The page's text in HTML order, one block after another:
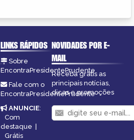
LINKS RÁPIDOS
Sobre
EncontraPresidentePrudente
Fale com o
EncontraPresidentePrudente
ANUNCIE:
Com
destaque |
Grátis
NOVIDADES POR E-
MAIL
Receba grátis as
principais notícias,
dicas e promoções